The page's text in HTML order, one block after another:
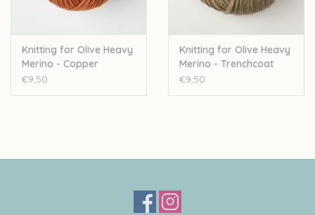
Knitting for Olive Heavy
Merino - Copper
€9,50
Knitting for Olive Heavy
Merino - Trenchcoat
€9,50